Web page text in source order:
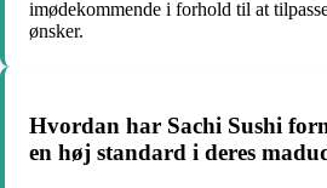
imødekommende i forhold til at
ønsker.
Hvordan har Sachi Sushi
en høj standard i deres